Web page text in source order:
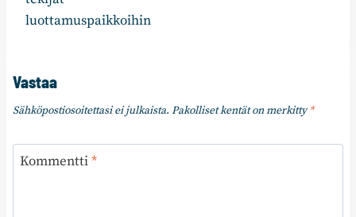
luottamuspaikkoihin
Vastaa
Sähköpostiosoitettasi ei julkaista. Pakolliset kentät on merkitty*
Kommentti*